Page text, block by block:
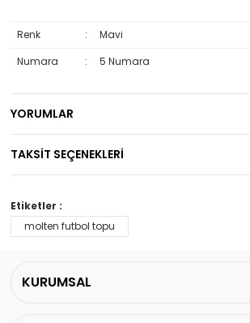
Renk :
Mavi
Numara
: 5 Numara
YORUMLAR
TAKSİT SEÇENEKLERİ
Etiketler :
molten futbol topu
KURUMSAL